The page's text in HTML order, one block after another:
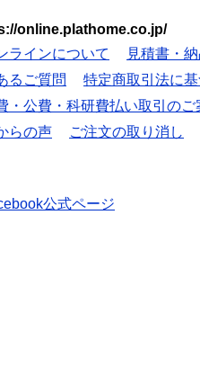
online.plathome.co.jp/
ラインについて
見積書・
るご質問
特定商取引法に
・公費・科研費払い取引のご
らの声 ご注文の取り消し
公式ページ